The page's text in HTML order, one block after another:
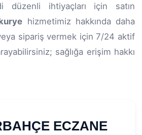
düzenli ihtiyaçları için satın
hizmetimiz hakkında daha
sipariş vermek için 7/24 aktif
sağlığa erişim hakkı
ECZANE